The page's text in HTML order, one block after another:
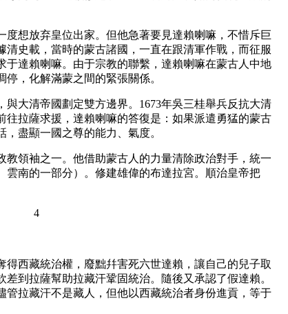
想放弃皇位出家。但他急著要見達賴喇嘛，不惜斥巨
史載，當時的蒙古諸國，一直在跟清軍作戰，而征服
于達賴喇嘛。由于宗教的聯繫，達賴喇嘛在蒙古人中地
，化解滿蒙之間的緊張關係。
大清帝國劃定雙方邊界。1673年吳三桂舉兵反抗大清
往拉薩求援，達賴喇嘛的答復是：如果派遣勇猛的蒙古
盡顯一國之尊的能力、氣度。
領袖之一。他借助蒙古人的力量清除政治對手，統一
雲南的一部分）。修建雄偉的布達拉宮。順治皇帝把
4
西藏統治權，廢黜幷害死六世達賴，讓自己的兒子取
到拉薩幫助拉藏汗鞏固統治。隨後又承認了假達賴。
管拉藏汗不是藏人，但他以西藏統治者身份進貢，等于